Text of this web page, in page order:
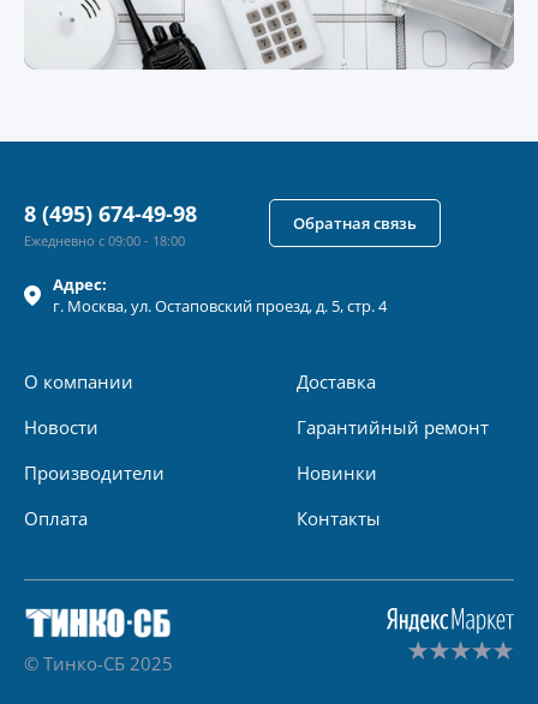
Адрес:
г. Москва, ул.Остаповский проезд, д. 5, стр. 4
О компании
Новости
Производители
Оплата
Доставка
Гарантийный ремонт
Новинки
Контакты
8 (495) 674-49-98
Ежедневно с 09:00 - 18:00
Обратная связь
© Тинко-СБ 2025